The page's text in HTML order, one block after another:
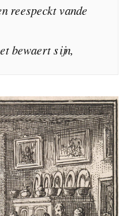
reespeckt vande
bewaert sijn,